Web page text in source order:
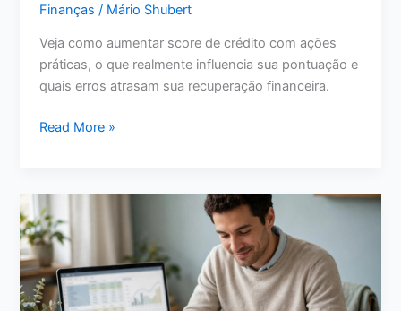
de
Escolher
em
2026
Finanças / Mário Shubert
Veja como aumentar score de crédito com ações
práticas, o que realmente influencia sua pontuação e
quais erros atrasam sua recuperação financeira.
Como
de
Crédito:
11
Ações
Reais
para
Read More »